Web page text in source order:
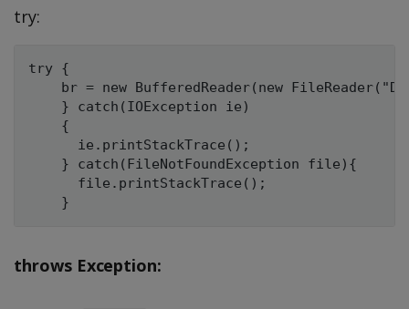
try:
try {
br = new BufferedReader(new
    } catch(IOException ie)
    {
      ie.printStackTrace();
    } catch(FileNotFoundException file){
      file.printStackTrace();
throws Exception: